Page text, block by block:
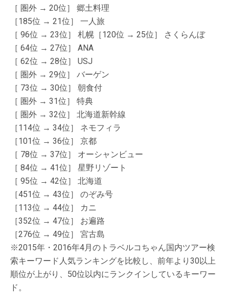
［ 圏外 → 20位］ 郷土料理
［185位 → 21位］ 一人旅
［ 96位 → 23位］ 札幌［120位 → 25位］ さくらんぼ
［ 64位 → 27位］ ANA
［ 62位 → 28位］ USJ
［ 圏外 → 29位］ バーゲン
［ 73位 → 30位］ 朝食付
［ 圏外 → 31位］ 特典
［ 圏外 → 32位］ 北海道新幹線
［114位 → 34位］ ネモフィラ
［101位 → 36位］ 京都
［ 78位 → 37位］ オーシャンビュー
［ 84位 → 41位］ 星野リゾート
［ 95位 → 42位］ 北海道
［451位 → 43位］ のぞみ号
［113位 → 44位］ カニ
［352位 → 47位］ お遍路
［276位 → 49位］ 宮古島
※2015年・2016年4月のトラベルコちゃん国内ツアー検
索キーワード人気ランキングを比較し、前年より30以上
順位が上がり、50位以内にランクインしているキーワー
ド。